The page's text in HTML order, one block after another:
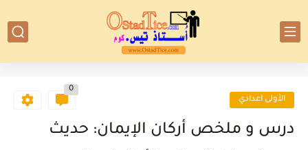
الأولى اعدادي
0
درس و ملخص أركان الإيمان: حديث